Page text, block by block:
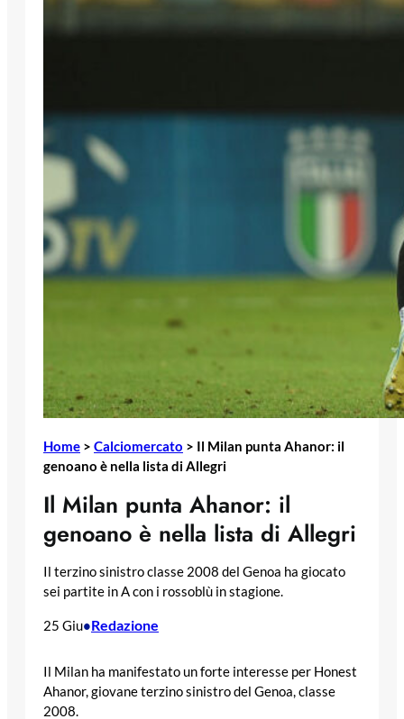
Home > Calciomercato > Il Milan punta Ahanor: il
genoano è nella lista di Allegri
Il Milan punta Ahanor: il
genoano è nella lista di Allegri
Il terzino sinistro classe 2008 del Genoa ha giocato
sei partite in A con i rossoblù in stagione.
25 Giu•Redazione
Il Milan ha manifestato un forte interesse per Honest
Ahanor, giovane terzino sinistro del Genoa, classe
2008.